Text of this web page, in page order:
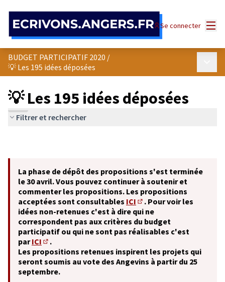
Se connecter
BUDGET PARTICIPATIF 2020 /
💡 Les 195 idées déposées
💡 Les 195 idées déposées
Filtrer et rechercher
La phase de dépôt des propositions s'est terminée
le 30 avril. Vous pouvez continuer à soutenir et
commenter les propositions. Les propositions
acceptées sont consultables ICI
(S'ouvre dans un nouvel
. Pour voir les
idées non-retenues c'est à dire qui ne
correspondent pas aux critères du budget
participatif ou qui ne sont pas réalisables c'est
parICI
(S'ouvre dans un nouvel onglet)
.
Les propositions retenues inspirent les projets qui
seront soumis au vote des Angevins à partir du 25
septembre.